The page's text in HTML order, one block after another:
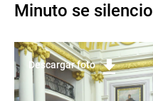
Minuto se silencio
Descargar foto